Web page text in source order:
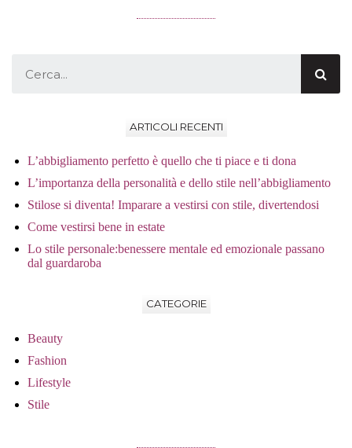
ARTICOLI RECENTI
L’abbigliamento perfetto è quello che ti piace e ti dona
L’importanza della personalità e dello stile nell’abbigliamento
Stilose si diventa! Imparare a vestirsi con stile, divertendosi
Come vestirsi bene in estate
Lo stile personale:benessere mentale ed emozionale passano
dal guardaroba
CATEGORIE
Beauty
Fashion
Lifestyle
Stile